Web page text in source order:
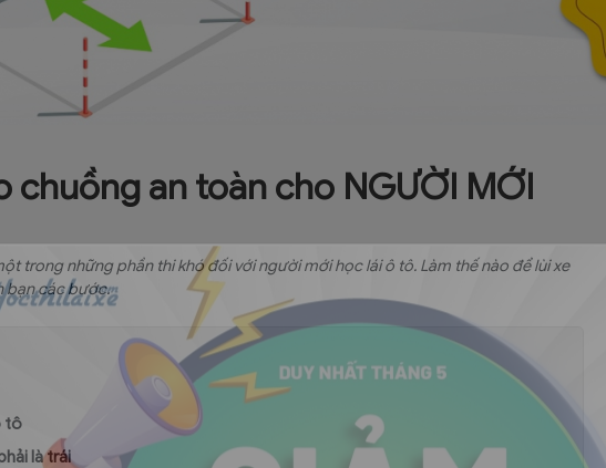
chuồng an toàn cho NGƯỜI MỚI
trong những phần thi khó đối với người mới học lái ô tô. Làm thế nào để lùi xe
bạn các bước.
tô
là trái